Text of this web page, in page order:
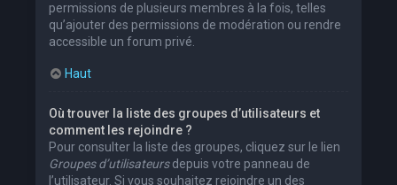
permissions de plusieurs membres à la fois, telles
qu’ajouter des permissions de modération ou rendre
accessible un forum privé.
Haut
Où trouver la liste des groupes d’utilisateurs et
comment les rejoindre ?
Pour consulter la liste des groupes, cliquez sur le lien
Groupes d’utilisateursdepuis votre panneau de
l’utilisateur. Si vous souhaitez rejoindre un des